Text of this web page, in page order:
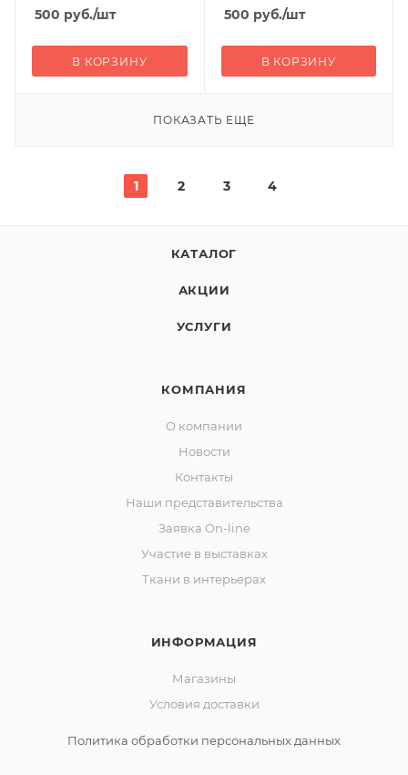
500 руб./шт
В КОРЗИНУ
500 руб./шт
В КОРЗИНУ
ПОКАЗАТЬ ЕЩЕ
1 2 3 4
КАТАЛОГ
АКЦИИ
УСЛУГИ
КОМПАНИЯ
О компании
Новости
Контакты
Наши представительства
Заявка On-line
Участие в выставках
Ткани в интерьерах
ИНФОРМАЦИЯ
Магазины
Условия доставки
Политика обработки персональных данных